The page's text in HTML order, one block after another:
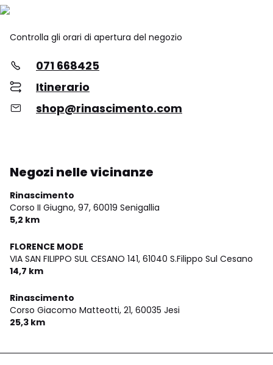
Controlla gli orari di apertura del negozio
071 668425
Itinerario
shop@rinascimento.com
Negozi nelle vicinanze
Rinascimento
Corso II Giugno, 97, 60019 Senigallia
5,2 km
FLORENCE MODE
VIA SAN FILIPPO SUL CESANO 141, 61040 S.Filippo Sul Cesano
14,7 km
Rinascimento
Corso Giacomo Matteotti, 21, 60035 Jesi
25,3 km